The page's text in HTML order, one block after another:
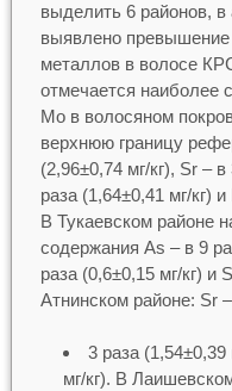
выделить 6 районов, в
выявлено
металлов в волосе
отмечается наиболее
Mo в волосяном
верхнюю границу
(2,96±0,74 мг/кг), Sr –
раза (1,64±0,41 мг/кг)
В Тукаевском районе
содержания As – в 9
раза (0,6±0,15 мг/кг) и
Атнинском районе: Sr
3 раза (1,54±0,39
мг/кг). В